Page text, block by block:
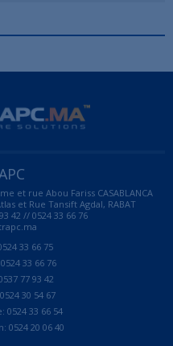
et rue Abou Fariss CASABLANCA
et Rue Tansift Agdal, RABAT
42 // 0524 33 66 76
33 66 75
33 66 76
77 93 42
30 54 67
0524 33 66 54
0524 20 06 40